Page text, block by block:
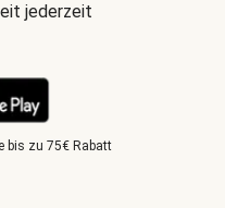
jederzeit
bis zu 75€ Rabatt